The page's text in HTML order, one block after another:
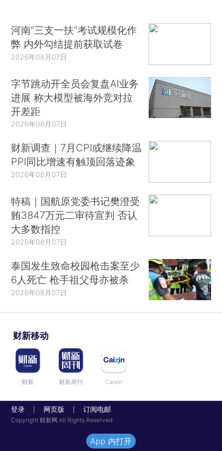
河南“三支一扶”考试规模化作
弊 内外勾结提前获取试卷
2026年08月07日
字节跳动开全员会复盘AI业务
进展 称大模型被海外竞对拉
开差距
2026年08月07日
财新调查｜7月CPI或继续降温
PPI同比增速有触顶回落迹象
2026年08月07日
特稿｜国航原党委书记樊澄受
贿3847万元二审待宣判 否认
大多数指控
2026年08月07日
泰国发生致命校园枪击案至少
6人死亡 枪手祖父母亦被杀
2026年08月07日
财新移动
财新 财新周刊 Caixin
登录 网页版 订阅电邮
Copyright 财新网 All Rights Reserved
App 内打开